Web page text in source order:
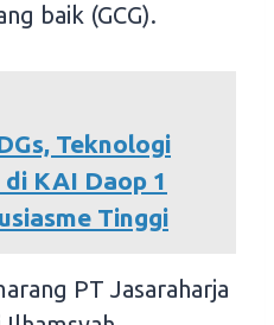
baik (GCG).
Teknologi
KAI Daop 1
Tinggi
PT Jasaraharja